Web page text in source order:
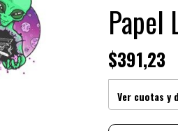
Papel
$391,23
Ver cuotas y